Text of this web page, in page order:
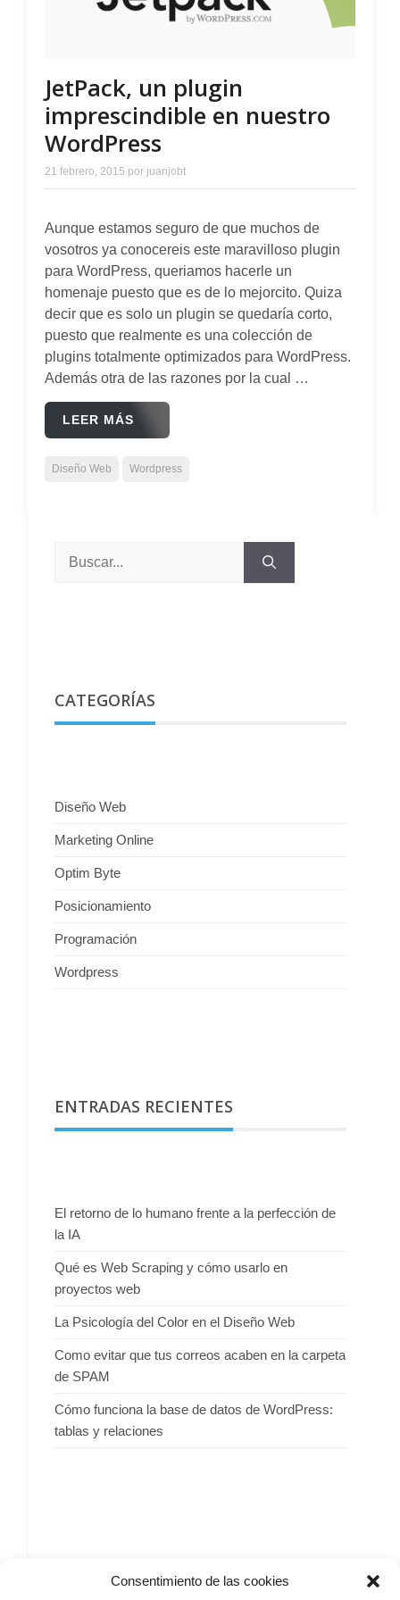
Consentimiento de las cookies
JetPack, un plugin
imprescindible en nuestro
WordPress
21 febrero, 2015 por juanjobt
Aunque estamos seguro de que muchos de
vosotros ya conocereis este maravilloso plugin
para WordPress, queriamos hacerle un
homenaje puesto que es de lo mejorcito. Quiza
decir que es solo un plugin se quedaría corto,
puesto que realmente es una colección de
plugins totalmente optimizados para WordPress.
Además otra de las razones por la cual …
LEER MÁS
Diseño Web Wordpress
CATEGORÍAS
Diseño Web
Marketing Online
Optim Byte
Posicionamiento
Programación
Wordpress
ENTRADAS RECIENTES
El retorno de lo humano frente a la perfección de
la IA
Qué es Web Scraping y cómo usarlo en
proyectos web
La Psicología del Color en el Diseño Web
Como evitar que tus correos acaben en la carpeta
de SPAM
Cómo funciona la base de datos de WordPress:
tablas y relaciones